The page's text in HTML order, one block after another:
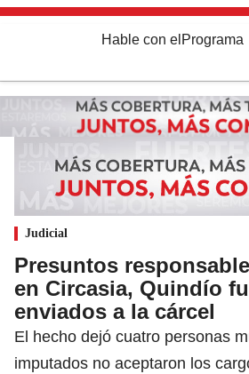
Hable con el Programa
Judicial
Presuntos
en Circasia, Quindío
enviados a la cárcel
El hecho dejó cuatro personas
imputados no aceptaron los